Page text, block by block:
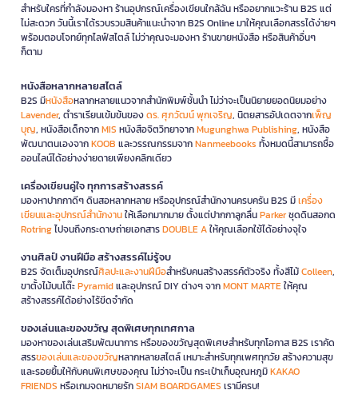
สำหรับใครที่กำลังมองหา ร้านอุปกรณ์เครื่องเขียนใกล้ฉัน หรืออยากแวะร้าน B2S แต่
ไม่สะดวก วันนี้เราได้รวบรวมสินค้าแนะนำจาก B2S Online มาให้คุณเลือกสรรได้ง่ายๆ
พร้อมตอบโจทย์ทุกไลฟ์สไตล์ ไม่ว่าคุณจะมองหา ร้านขายหนังสือ หรือสินค้าอื่นๆ
ก็ตาม
หนังสือหลากหลายสไตล์
B2S มีหนังสือหลากหลายแนวจากสำนักพิมพ์ชั้นนำ ไม่ว่าจะเป็นนิยายยอดนิยมอย่าง
Lavender, ตำราเรียนเข้มข้นของดร. ศุภวัฒน์ พุกเจริญ, นิตยสารอัปเดตจากเพ็ญ
บุญ, หนังสือเด็กจากMIS หนังสือจิตวิทยาจากMugunghwa Publishing, หนังสือ
พัฒนาตนเองจากKOOB และวรรณกรรมจากNanmeebooks ทั้งหมดนี้สามารถซื้อ
ออนไลน์ได้อย่างง่ายดายเพียงคลิกเดียว
เครื่องเขียนคู่ใจ ทุกการสร้างสรรค์
มองหาปากกาดีๆ ดินสอหลากหลาย หรืออุปกรณ์สำนักงานครบครัน B2S มีเครื่อง
เขียนและอุปกรณ์สำนักงานให้เลือกมากมาย ตั้งแต่ปากกาลูกลื่นParkerชุดดินสอกด
Rotringไปจนถึงกระดาษถ่ายเอกสารDOUBLE Aให้คุณเลือกใช้ได้อย่างจุใจ
งานศิลป์ งานฝีมือ สร้างสรรค์ไม่รู้จบ
B2S จัดเต็มอุปกรณ์ศิลปะและงานฝีมือสำหรับคนสร้างสรรค์ตัวจริง ทั้งสีไม้Colleen,
ขาตั้งไม้บนโต๊ะPyramidและอุปกรณ์ DIY ต่างๆ จากMONT MARTEให้คุณ
สร้างสรรค์ได้อย่างไร้ขีดจำกัด
ของเล่นและของขวัญ สุดพิเศษทุกเทศกาล
มองหาของเล่นเสริมพัฒนาการ หรือของขวัญสุดพิเศษสำหรับทุกโอกาส B2S เราคัด
สรรของเล่นและของขวัญหลากหลายสไตล์ เหมาะสำหรับทุกเพศทุกวัย สร้างความสุข
และรอยยิ้มให้กับคนพิเศษของคุณ ไม่ว่าจะเป็น กระเป๋าเก็บอุณหภูมิKAKAO
FRIENDS หรือเกมจดหมายรักSIAM BOARDGAMES เรามีครบ!